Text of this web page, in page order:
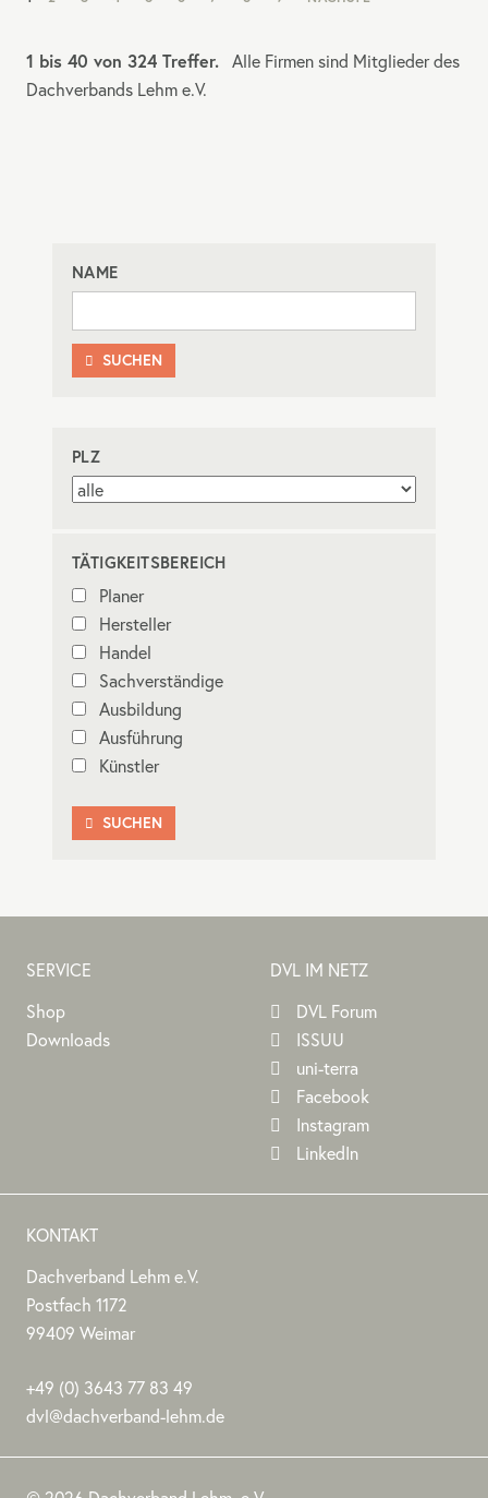
1 bis 40 von 324 Treffer. Alle Firmen sind Mitglieder des
Dachverbands Lehm e.V.
NAME
 SUCHEN
PLZ
TÄTIGKEITSBEREICH
Planer
Hersteller
Handel
Sachverständige
Ausbildung
Ausführung
Künstler
 SUCHEN
SERVICE
Shop
Downloads
DVL IM NETZ
DVL Forum
ISSUU
uni-terra
Facebook
Instagram
LinkedIn
KONTAKT
Dachverband Lehm e.V.
Stephan
Jörchel
Stephan
Jörchel
Dachverband
Lehm
Postfach 1172
99409 Weimar
+49 (0) 3643 77 83 49
dvl@dachverband-lehm.de
DACHVERBAND
LEHM
Bundesverband